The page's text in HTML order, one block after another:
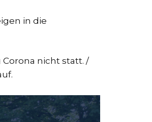
in die
nicht statt. /